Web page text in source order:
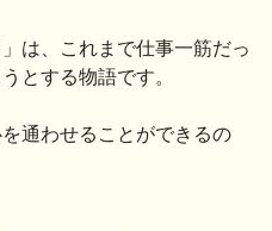
は、これまで仕事一筋だっ
とする物語です。
通わせることができるの